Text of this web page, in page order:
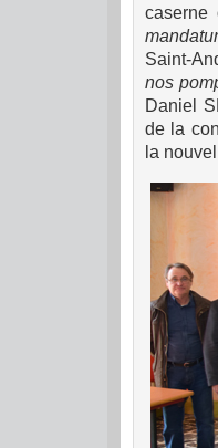
Saint-
nos
Daniel
de la
la